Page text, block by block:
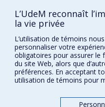
BESOIN D'AIDE?
Plan du site
Signaler une erreur
Accessibilité
FACULTÉ DES ARTS ET DES
Nos centres d'études
L’UdeM reconnaît
la vie privée
L’utilisation de témoins
personnaliser votre
obligatoires pour assurer le
du site Web, alors que
préférences. En acceptant
utilisation de témoins pour